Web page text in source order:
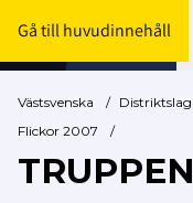
Gå till huvudinnehåll
Västsvenska / Distriktslag
Flickor 2007
/
TRUPPEN